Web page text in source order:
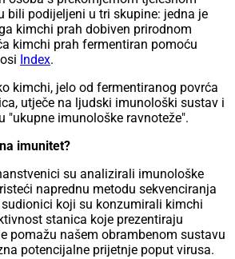
bili podijeljeni u tri skupine: jedna je
kimchi prah dobiven prirodnom
kimchi prah fermentiran pomoću
Index.
kimchi, jelo od fermentiranog povrća
utječe na ljudski imunološki sustav i
"ukupne imunološke ravnoteže".
imunitet?
su analizirali imunološke
naprednu metodu sekvenciranja
sudionici koji su konzumirali kimchi
stanica koje prezentiraju
pomažu našem obrambenom sustavu
potencijalne prijetnje poput virusa.